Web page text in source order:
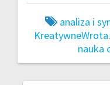
analiza i
nauka